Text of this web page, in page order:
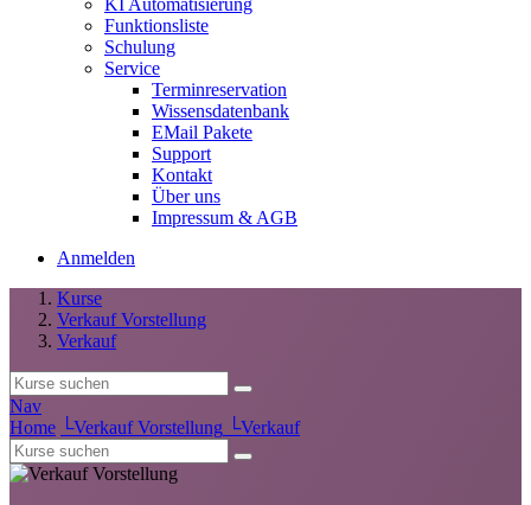
Funktionsliste
Schulung
Service
Terminreservation
Wissensdatenbank
EMail Pakete
Support
Kontakt
Über uns
Impressum & AGB
Anmelden
Kurse
Verkauf Vorstellung
Verkauf
Nav
Home └Verkauf Vorstellung └Verkauf